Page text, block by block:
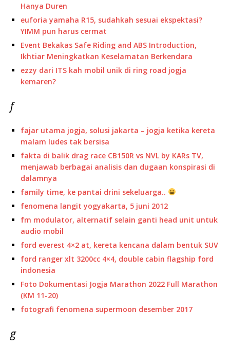
Hanya Duren
euforia yamaha R15, sudahkah sesuai ekspektasi?
YIMM pun harus cermat
Event Bekakas Safe Riding and ABS Introduction,
Ikhtiar Meningkatkan Keselamatan Berkendara
ezzy dari ITS kah mobil unik di ring road jogja
kemaren?
f
fajar utama jogja, solusi jakarta – jogja ketika kereta
malam ludes tak bersisa
fakta di balik drag race CB150R vs NVL by KARs TV,
menjawab berbagai analisis dan dugaan konspirasi di
dalamnya
family time, ke pantai drini sekeluarga..
fenomena langit yogyakarta, 5 juni 2012
fm modulator, alternatif selain ganti head unit untuk
audio mobil
ford everest 4×2 at, kereta kencana dalam bentuk SUV
ford ranger xlt 3200cc 4×4, double cabin flagship ford
indonesia
Foto Dokumentasi Jogja Marathon 2022 Full Marathon
(KM 11-20)
fotografi fenomena supermoon desember 2017
g